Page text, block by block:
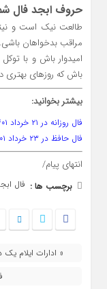
حروف ابجد فال
طالعت نیک است و
مراقب بدخواهان
امیدوار باش و با
باش که روزهای
بیشتر بخوانید:
فال روزانه در ۲۱ خرداد ۱۴۰۱
فال حافظ در ۲۳ خرداد ۱۴۰۱
انتهای پیام/
برچسب ها : فال
« ادارات ایلام